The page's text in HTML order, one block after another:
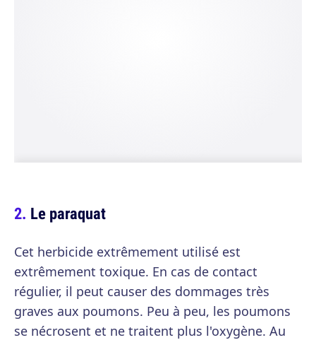
Le paraquat
Cet herbicide extrêmement utilisé est
extrêmement toxique. En cas de contact
régulier, il peut causer des dommages très
graves aux poumons. Peu à peu, les poumons
se nécrosent et ne traitent plus l'oxygène. Au